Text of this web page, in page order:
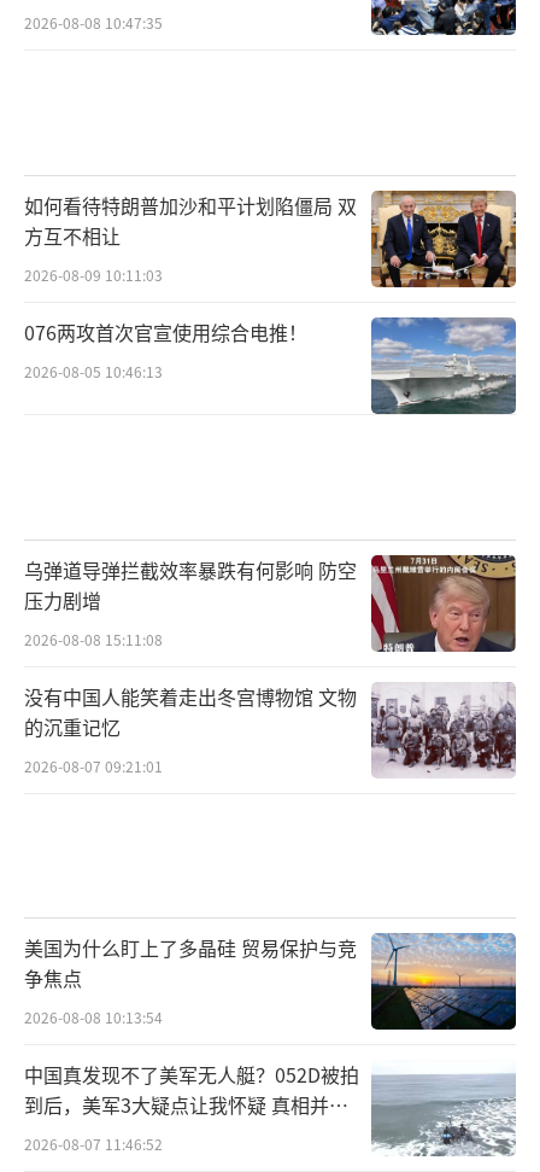
2026-08-08 10:47:35
如何看待特朗普加沙和平计划陷僵局 双
方互不相让
2026-08-09 10:11:03
076两攻首次官宣使用综合电推！
2026-08-05 10:46:13
乌弹道导弹拦截效率暴跌有何影响 防空
压力剧增
2026-08-08 15:11:08
没有中国人能笑着走出冬宫博物馆 文物
的沉重记忆
2026-08-07 09:21:01
美国为什么盯上了多晶硅 贸易保护与竞
争焦点
2026-08-08 10:13:54
中国真发现不了美军无人艇？052D被拍
到后，美军3大疑点让我怀疑 真相并非
如此
2026-08-07 11:46:52